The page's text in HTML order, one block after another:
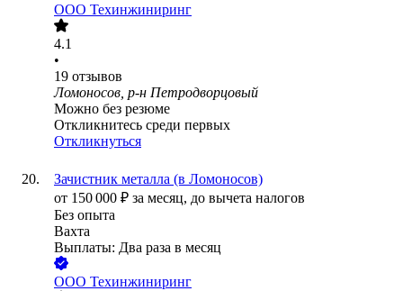
ООО Техинжиниринг
4.1
•
19 отзывов
Ломоносов, р-н Петродворцовый
Можно без резюме
Откликнитесь среди первых
Откликнуться
Зачистник металла (в Ломоносов)
от 150 000 ₽ за месяц, до вычета налогов
Без опыта
Вахта
Выплаты: Два раза в месяц
ООО Техинжиниринг